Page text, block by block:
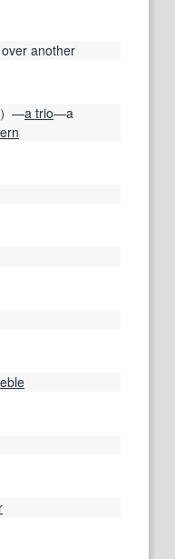
another
）―a trio―a